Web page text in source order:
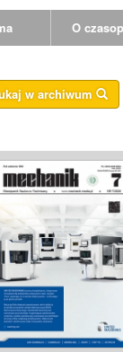
O
w archiwum